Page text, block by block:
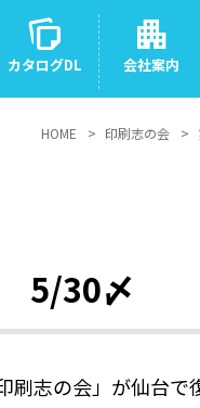
note_stack
カタログDL
apartment
会社案内
HOME 印刷志の会
5/30〆
志の会」が仙台で